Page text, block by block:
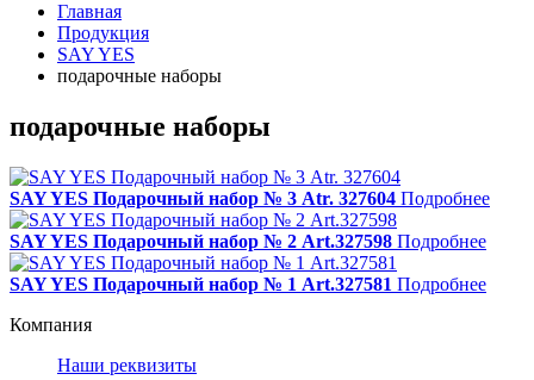
Главная
Продукция
SAY YES
подарочные наборы
подарочные наборы
SAY YES Подарочный набор № 3 Atr. 327604 Подробнее
SAY YES Подарочный набор № 2 Art.327598 Подробнее
SAY YES Подарочный набор № 1 Art.327581 Подробнее
Компания
Наши реквизиты